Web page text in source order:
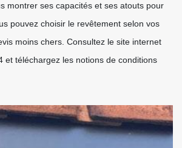
montrer ses capacités et ses atouts pour
pouvez choisir le revêtement selon vos
moins chers. Consultez le site internet
et téléchargez les notions de conditions